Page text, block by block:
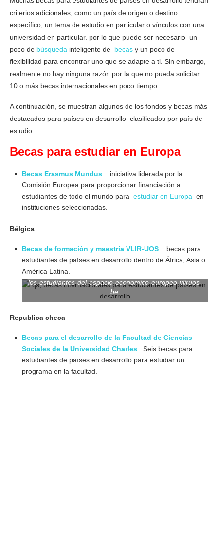
criterios adicionales, como un país de origen o destino
específico, un tema de estudio en particular o vínculos con una
universidad en particular, por lo que puede ser necesario un
poco de búsqueda inteligente de becas y un poco de
flexibilidad para encontrar uno que se adapte a ti. Sin embargo,
realmente no hay ninguna razón por la que no pueda solicitar
10 o más becas internacionales en poco tiempo.
A continuación, se muestran algunos de los fondos y becas más
destacados para países en desarrollo, clasificados por país de
estudio.
Becas para estudiar en Europa
Becas Erasmus Mundus : iniciativa liderada por la
Comisión Europea para proporcionar financiación a
estudiantes de todo el mundo para estudiar en Europa en
instituciones seleccionadas.
Bélgica
Becas de formación y maestría VLIR-UOS : becas para
estudiantes de países en desarrollo dentro de África, Asia o
América Latina.
los-estudiantes-del-espacio-economico-europeo-vliruos-
be.
Republica checa
Becas para el desarrollo de la Facultad de Ciencias
Sociales de la Universidad Charles : Seis becas para
estudiantes de países en desarrollo para estudiar un
programa en la facultad.